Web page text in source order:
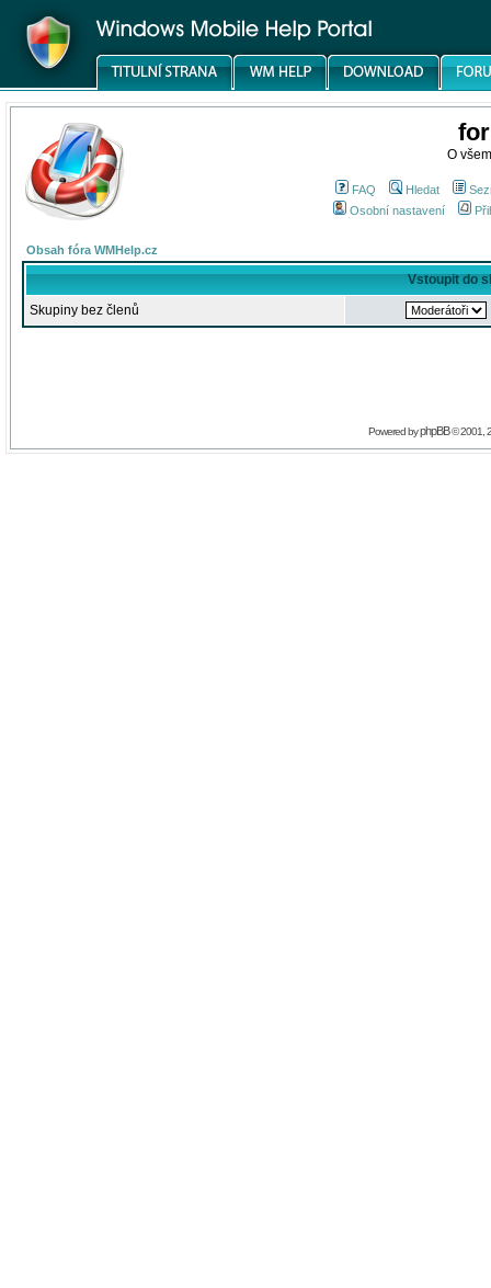
O
FAQ Hledat
Osobní nastavení
Obsah fóra WMHelp.cz
Vstoupit do
Skupiny bez členů
Powered byphpBB© 2001,